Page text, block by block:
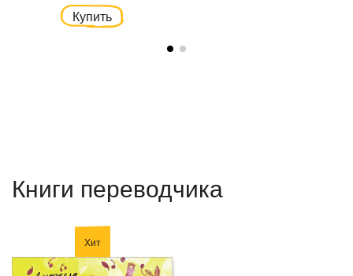
Купить
Книги переводчика
Хит